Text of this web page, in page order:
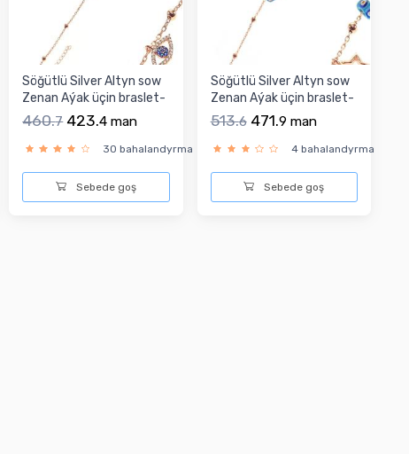
Söğütlü Silver Altyn sow
Zenan Aýak üçin braslet-
925 ayar K...
460.7 423.4 man
30 bahalandyrma
Sebede goş
Söğütlü Silver Altyn sow
Zenan Aýak üçin braslet-
925 ayar K...
513.6 471.9 man
4 bahalandyrma
Sebede goş